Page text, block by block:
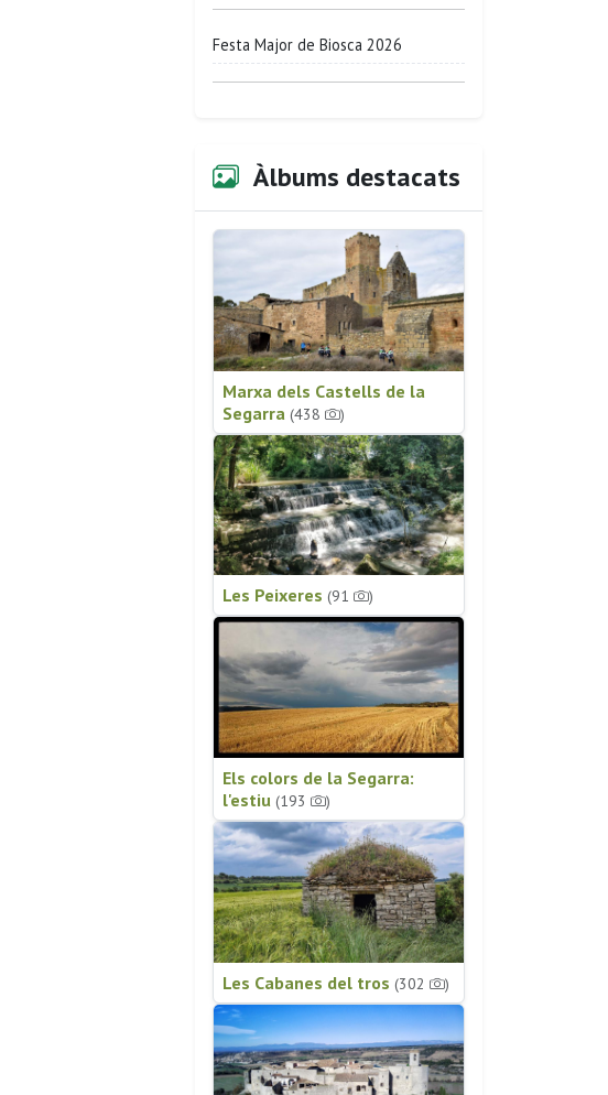
Festa Major de Biosca 2026
Àlbums destacats
Marxa dels Castells de la
Segarra (438 )
Les Peixeres (91 )
Els colors de la Segarra:
l'estiu (193 )
Les Cabanes del tros (302 )